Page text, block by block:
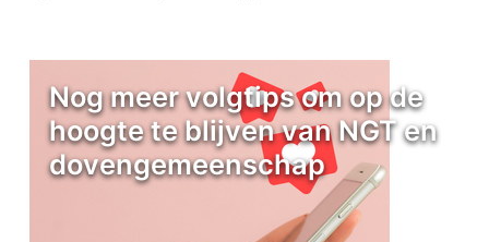
Nog meer volgtips om op de
hoogte te blijven van NGT en
dovengemeenschap